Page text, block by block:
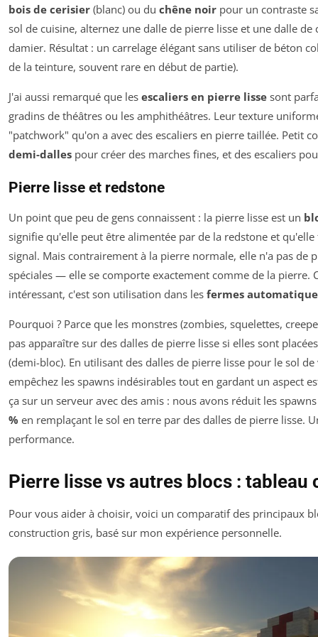
bois de cerisier (blanc) ou du chêne noir pour un contraste
sol de cuisine, alternez une dalle de pierre lisse et une dalle de
damier. Résultat : un carrelage élégant sans utiliser de béton
de la teinture, souvent rare en début de partie).
J'ai aussi remarqué que les escaliers en pierre lisse sont
gradins de théâtres ou les amphithéâtres. Leur texture
"patchwork" qu'on a avec des escaliers en pierre taillée. Petit
demi-dalles pour créer des marches fines, et des escaliers
Pierre lisse et redstone
Un point que peu de gens connaissent : la pierre lisse est un
signifie qu'elle peut être alimentée par de la redstone et
signal. Mais contrairement à la pierre normale, elle n'a pas de
spéciales — elle se comporte exactement comme de la pierre.
intéressant, c'est son utilisation dans les fermes
Pourquoi ? Parce que les monstres (zombies, squelettes,
pas apparaître sur des dalles de pierre lisse si elles sont
(demi-bloc). En utilisant des dalles de pierre lisse pour le sol
empêchez les spawns indésirables tout en gardant un aspect
ça sur un serveur avec des amis : nous avons réduit les
% en remplaçant le sol en terre par des dalles de pierre lisse.
performance.
Pierre lisse vs autres blocs : tableau
Pour vous aider à choisir, voici un comparatif des principaux
construction gris, basé sur mon expérience personnelle.